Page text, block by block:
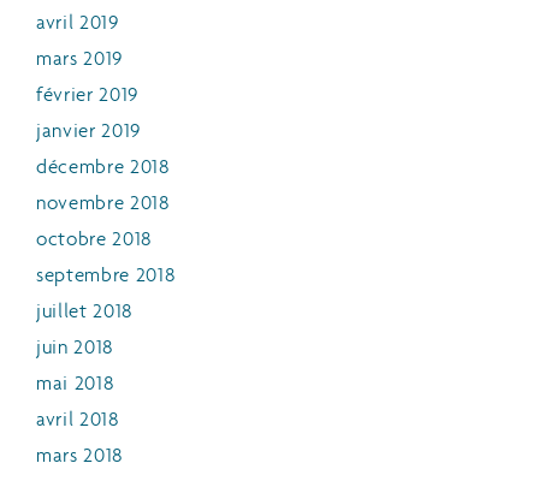
avril 2019
mars 2019
février 2019
janvier 2019
décembre 2018
novembre 2018
octobre 2018
septembre 2018
juillet 2018
juin 2018
mai 2018
avril 2018
mars 2018